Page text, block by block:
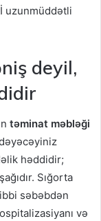
uzunmüddətli
deyil,
təminat məbləği
həddidir;
Sığorta
səbəbdən
və